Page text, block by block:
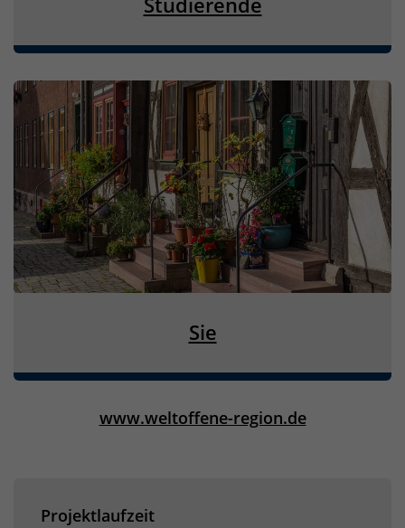
Studierende
Sie
www.weltoffene-region.de
Projektlaufzeit